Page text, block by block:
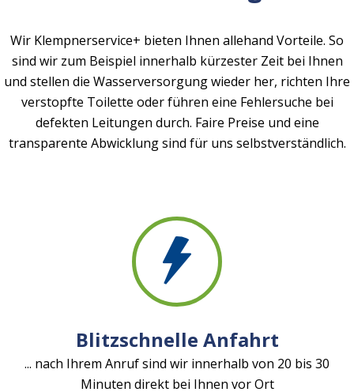
Wir Klempnerservice+ bieten Ihnen allehand Vorteile. So
sind wir zum Beispiel innerhalb kürzester Zeit bei Ihnen
und stellen die Wasserversorgung wieder her, richten Ihre
verstopfte Toilette oder führen eine Fehlersuche bei
defekten Leitungen durch. Faire Preise und eine
transparente Abwicklung sind für uns selbstverständlich.
Blitzschnelle Anfahrt
... nach Ihrem Anruf sind wir innerhalb von 20 bis 30
Minuten direkt bei Ihnen vor Ort